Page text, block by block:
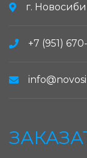
г.
+7 (951)